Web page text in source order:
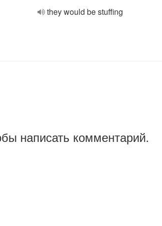
they would be stuffing
написать комментарий.